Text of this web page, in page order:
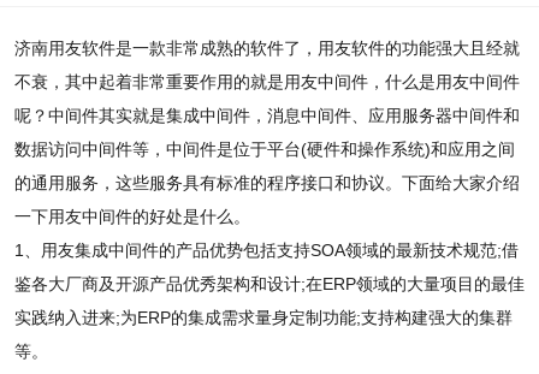
济南用友软件是一款非常成熟的软件了，用友软件的功能强大且经就
不衰，其中起着非常重要作用的就是用友中间件，什么是用友中间件
呢？中间件其实就是集成中间件，消息中间件、应用服务器中间件和
数据访问中间件等，中间件是位于平台(硬件和操作系统)和应用之间
的通用服务，这些服务具有标准的程序接口和协议。下面给大家介绍
一下用友中间件的好处是什么。
1、用友集成中间件的产品优势包括支持SOA领域的最新技术规范;借
鉴各大厂商及开源产品优秀架构和设计;在ERP领域的大量项目的最佳
实践纳入进来;为ERP的集成需求量身定制功能;支持构建强大的集群
等。